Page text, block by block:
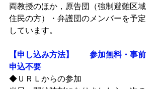
両教授のほか，原告団（強制避難区域
住民の方）・弁護団のメンバーを予定
しています。
【申し込み方法】　　参加無料・事前
申込不要
◆ＵＲＬからの参加